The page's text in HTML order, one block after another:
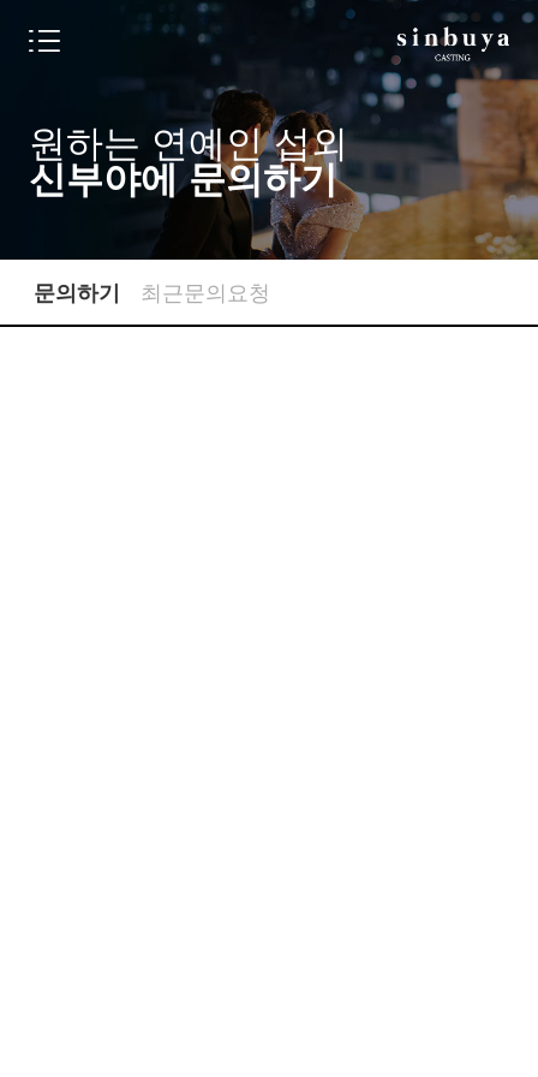
원하는 연예인 섭외
신부야에문의하기
문의하기 최근문의요청